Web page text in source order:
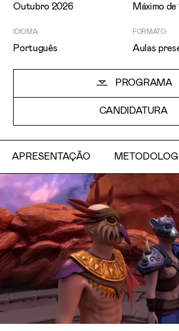
Aceito receber emails sobre novidades da ETIC
Outubro 2026 Máximo de
IDIOMA:
Português
FORMATO:
Aulas
PROGRAMA
CANDIDATURA
APRESENTAÇÃO